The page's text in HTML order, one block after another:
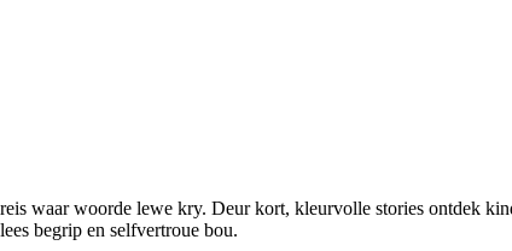
waar woorde lewe kry. Deur kort, kleurvolle stories ontdek
begrip en selfvertroue bou.